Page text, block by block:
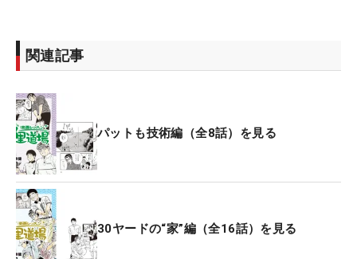
関連記事
パットも技術編（全8話）を見る
30ヤードの“家”編（全16話）を見る